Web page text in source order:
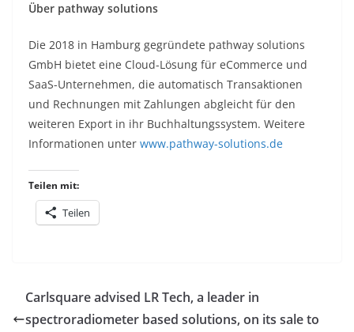
Über pathway solutions
Die 2018 in Hamburg gegründete pathway solutions
GmbH bietet eine Cloud-Lösung für eCommerce und
SaaS-Unternehmen, die automatisch Transaktionen
und Rechnungen mit Zahlungen abgleicht für den
weiteren Export in ihr Buchhaltungssystem. Weitere
Informationen unter www.pathway-solutions.de
Teilen mit:
Teilen
Carlsquare advised LR Tech, a leader in
spectroradiometer based solutions, on its sale to